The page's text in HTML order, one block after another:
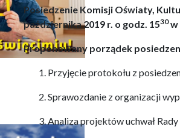
Posiedzenie Komisji Oświaty,
października201 9r. o godz. 1 530 w
Proponowany porządek
Przyjęcie protokołu z
Sprawozdanie z organizacji
Analiza projektów uchwał